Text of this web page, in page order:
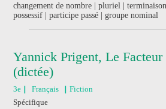
changement de nombre | pluriel |
possessif | participe passé | groupe nominal
Yannick Prigent, Le Facteur
(dictée)
3e Français
Fiction
Spécifique